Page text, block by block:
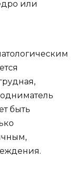
или
быть